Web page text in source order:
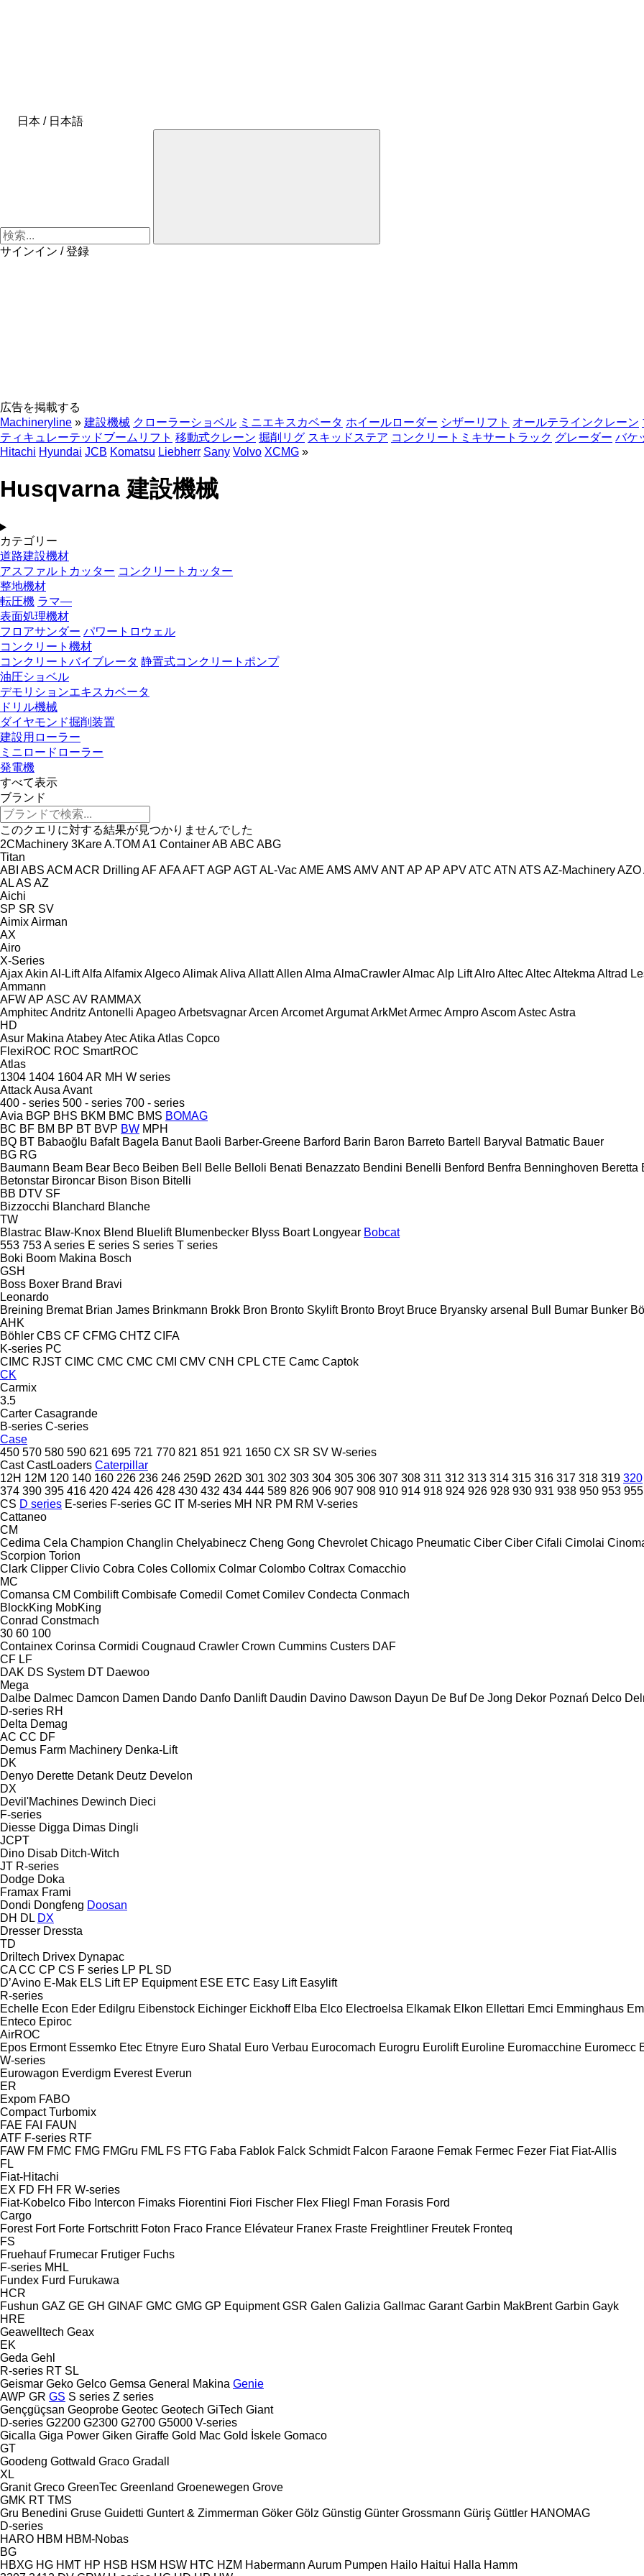
日本 / 日本語
サインイン / 登録
広告を掲載する
Machineryline » 建設機械 クローラーショベル ミニエキスカベータ ホイールローダー シザーリフト オールテラインクレーン
ティキュレーテッドブームリフト 移動式クレーン 掘削リグ スキッドステア コンクリートミキサートラック グレーダー バケ
Hitachi Hyundai JCB Komatsu Liebherr Sany Volvo XCMG »
Husqvarna 建設機械
カテゴリー
道路建設機材
アスファルトカッター コンクリートカッター
整地機材
転圧機 ラマ―
表面処理機材
フロアサンダー パワートロウェル
コンクリート機材
コンクリートバイブレータ 静置式コンクリートポンプ
油圧ショベル
デモリションエキスカベータ
ドリル機械
ダイヤモンド掘削装置
建設用ローラー
ミニロードローラー
発電機
すべて表示
ブランド
このクエリに対する結果が見つかりませんでした
2CMachinery 3KareA.TOM A1 ContainerAB ABC ABG
Titan
ABI ABS ACM ACR Drilling AFAFAAFTAGP AGTAL-VacAME AMS AMVANTAP AP APVATC ATN ATS AZ-MachineryAZO
ALAS AZ
Aichi
SP SR SV
AimixAirman
AX
Airo
X-Series
AjaxAkin Al-LiftAlfa AlfamixAlgecoAlimakAliva AllattAllen Alma AlmaCrawlerAlmacAlp LiftAlroAltecAltecAltekma Altrad
Ammann
AFWAP ASC AV RAMMAX
AmphitecAndritz Antonelli ApageoArbetsvagnarArcen ArcometArgumatArkMetArmecArnproAscomAstecAstra
HD
Asur Makina AtabeyAtecAtika Atlas Copco
FlexiROC ROC SmartROC
Atlas
1304 1404 1604AR MH W series
AttackAusa Avant
400 - series 500 - series 700 - series
Avia BGP BHS BKM BMC BMS BOMAG
BC BF BM BP BT BVP BW MPH
BQ BT Babaoğlu Bafalt Bagela Banut Baoli Barber-Greene Barford Barin Baron Barreto Bartell Baryval Batmatic Bauer
BG RG
Baumann Beam Bear Beco Beiben Bell Belle Belloli Benati Benazzato Bendini Benelli Benford Benfra Benninghoven Beretta
Betonstar Bironcar Bison Bison Bitelli
BB DTV SF
Bizzocchi Blanchard Blanche
TW
Blastrac Blaw-Knox Blend Bluelift Blumenbecker Blyss Boart Longyear Bobcat
553 753A series E series S series T series
Boki Boom Makina Bosch
GSH
Boss Boxer Brand Bravi
Leonardo
Breining Bremat Brian James Brinkmann Brokk Bron Bronto Skylift Bronto Broyt Bruce Bryansky arsenal Bull Bumar Bunker
AHK
Böhler CBS CF CFMG CHTZ CIFA
K-series PC
CIMC RJST CIMC CMC CMC CMI CMV CNH CPL CTE Camc Captok
CK
Carmix
3.5
Carter Casagrande
B-series C-series
Case
450 570 580 590 621 695 721 770 821 851 921 1650 CX SR SV W-series
Cast CastLoaders Caterpillar
12H 12M 120 140 160 226 236 246 259D 262D 301 302 303 304 305 306 307 308 311 312 313 314 315 316 317 318 319 320
374 390 395 416 420 424 426 428 430 432 434 444 589 826 906 907 908 910 914 918 924 926 928 930 931 938 950 953 955
CS D series E-series F-series GC IT M-series MH NR PM RM V-series
Cattaneo
CM
Cedima Cela Champion Changlin Chelyabinecz Cheng Gong Chevrolet Chicago Pneumatic Ciber Ciber Cifali Cimolai
Scorpion Torion
Clark Clipper Clivio Cobra Coles Collomix Colmar Colombo Coltrax Comacchio
MC
Comansa CM Combilift Combisafe Comedil Comet Comilev Condecta Conmach
BlockKing MobKing
Conrad Constmach
30 60 100
Containex Corinsa Cormidi Cougnaud Crawler Crown Cummins Custers DAF
CF LF
DAK DS System DT Daewoo
Mega
Dalbe Dalmec Damcon Damen Dando Danfo Danlift Daudin Davino Dawson Dayun De Buf De Jong Dekor Poznań Delco
D-series RH
Delta Demag
AC CC DF
Demus Farm Machinery Denka-Lift
DK
Denyo Derette Detank Deutz Develon
DX
Devil'Machines Dewinch Dieci
F-series
Diesse Digga Dimas Dingli
JCPT
Dino Disab Ditch-Witch
JT R-series
Dodge Doka
Framax Frami
Dondi Dongfeng Doosan
DH DL DX
Dresser Dressta
TD
Driltech Drivex Dynapac
CA CC CP CS F series LP PL SD
D’Avino E-Mak ELS Lift EP Equipment ESE ETC Easy Lift Easylift
R-series
Echelle Econ Eder Edilgru Eibenstock Eichinger Eickhoff Elba Elco Electroelsa Elkamak Elkon Ellettari Emci Emminghaus
Enteco Epiroc
AirROC
Epos Ermont Essemko Etec Etnyre Euro Shatal Euro Verbau Eurocomach Eurogru Eurolift Euroline Euromacchine Euromecc
W-series
Eurowagon Everdigm Everest Everun
ER
Expom FABO
Compact Turbomix
FAE FAI FAUN
ATF F-series RTF
FAW FM FMC FMG FMGru FML FS FTG Faba Fablok Falck Schmidt Falcon Faraone Femak Fermec Fezer Fiat Fiat-Allis
FL
Fiat-Hitachi
EX FD FH FR W-series
Fiat-Kobelco Fibo Intercon Fimaks Fiorentini Fiori Fischer Flex Fliegl Fman Forasis Ford
Cargo
Forest Fort Forte Fortschritt Foton Fraco France Elévateur Franex Fraste Freightliner Freutek Fronteq
FS
Fruehauf Frumecar Frutiger Fuchs
F-series MHL
Fundex Furd Furukawa
HCR
Fushun GAZ GE GH GINAF GMC GMG GP Equipment GSR Galen Galizia Gallmac Garant Garbin MakBrent Garbin Gayk
HRE
Geawelltech Geax
EK
Geda Gehl
R-series RT SL
Geismar Geko Gelco Gemsa General Makina Genie
AWP GR GS S series Z series
Gençgüçsan Geoprobe Geotec Geotech GiTech Giant
D-series G2200 G2300 G2700 G5000 V-series
Gicalla Giga Power Giken Giraffe Gold Mac Gold İskele Gomaco
GT
Goodeng Gottwald Graco Gradall
XL
Granit Greco GreenTec Greenland Groenewegen Grove
GMK RT TMS
Gru Benedini Gruse Guidetti Guntert & Zimmerman Göker Gölz Günstig Günter Grossmann Güriş Güttler HANOMAG
D-series
HARO HBM HBM-Nobas
BG
HBXG HG HMT HP HSB HSM HSW HTC HZM Habermann Aurum Pumpen Hailo Haitui Halla Hamm